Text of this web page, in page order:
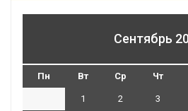
Сентябрь
Пн Вт Ср Чт
1 2 3